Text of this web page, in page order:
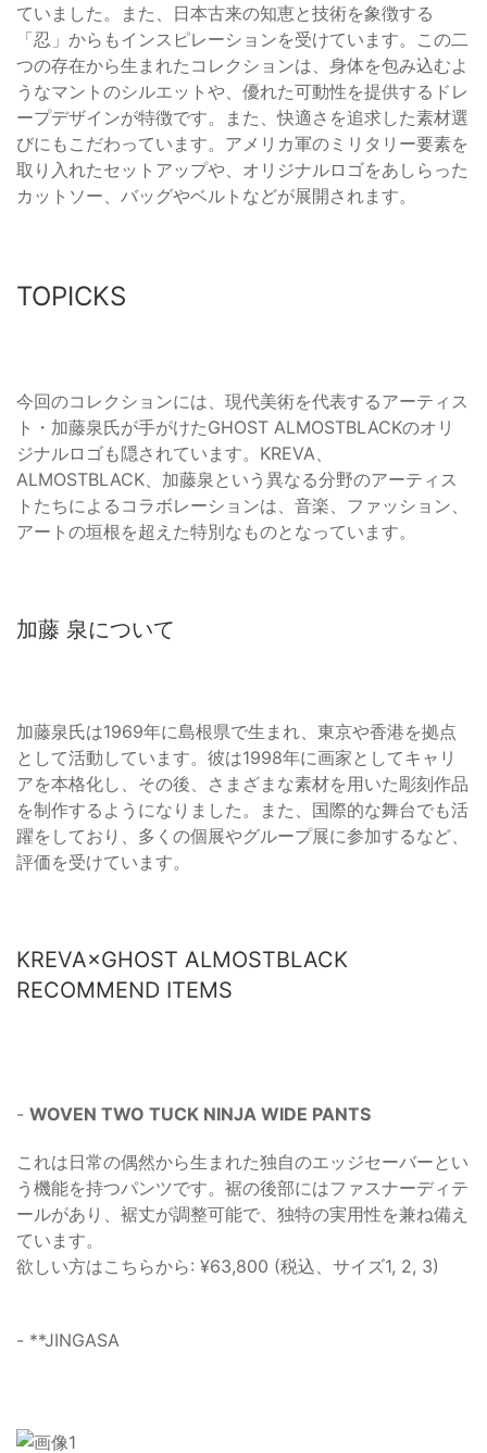
ていました。また、日本古来の知恵と技術を象徴する
「忍」からもインスピレーションを受けています。この二
つの存在から生まれたコレクションは、身体を包み込むよ
うなマントのシルエットや、優れた可動性を提供するドレ
ープデザインが特徴です。また、快適さを追求した素材選
びにもこだわっています。アメリカ軍のミリタリー要素を
取り入れたセットアップや、オリジナルロゴをあしらった
カットソー、バッグやベルトなどが展開されます。
TOPICKS
今回のコレクションには、現代美術を代表するアーティス
ト・加藤泉氏が手がけたGHOST ALMOSTBLACKのオリ
ジナルロゴも隠されています。KREVA、
ALMOSTBLACK、加藤泉という異なる分野のアーティス
トたちによるコラボレーションは、音楽、ファッション、
アートの垣根を超えた特別なものとなっています。
加藤 泉について
加藤泉氏は1969年に島根県で生まれ、東京や香港を拠点
として活動しています。彼は1998年に画家としてキャリ
アを本格化し、その後、さまざまな素材を用いた彫刻作品
を制作するようになりました。また、国際的な舞台でも活
躍をしており、多くの個展やグループ展に参加するなど、
評価を受けています。
KREVA×GHOST ALMOSTBLACK
RECOMMEND ITEMS
- WOVEN TWO TUCK NINJA WIDE PANTS
これは日常の偶然から生まれた独自のエッジセーバーとい
う機能を持つパンツです。裾の後部にはファスナーディテ
ールがあり、裾丈が調整可能で、独特の実用性を兼ね備え
ています。
欲しい方はこちらから: ¥63,800 (税込、サイズ1, 2, 3)
- **JINGASA